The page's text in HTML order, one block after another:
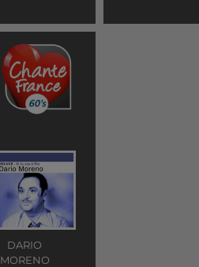
DARIO
MORENO